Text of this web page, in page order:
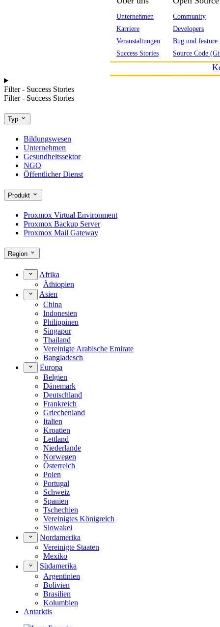
Unternehmen
Karriere
Veranstaltungen
Success Stories
Community
Developers
Bug und feature
Source Code
Filter - Success Stories
Filter - Success Stories
Typ
Bildungswesen
Unternehmen
Gesundheitssektor
NGO
Öffentlicher Dienst
Produkt
Proxmox Virtual Environment
Proxmox Backup Server
Proxmox Mail Gateway
Region
Afrika
Äthiopien
Asien
China
Indonesien
Philippinen
Singapur
Thailand
Vereinigte Arabische Emirate
Bangladesch
Europa
Belgien
Dänemark
Deutschland
Frankreich
Griechenland
Italien
Kroatien
Lettland
Niederlande
Norwegen
Österreich
Polen
Portugal
Schweiz
Spanien
Tschechien
Vereinigtes Königreich
Slowakei
Nordamerika
Vereinigte Staaten
Mexiko
Südamerika
Argentinien
Bolivien
Brasilien
Kolumbien
Antarktis